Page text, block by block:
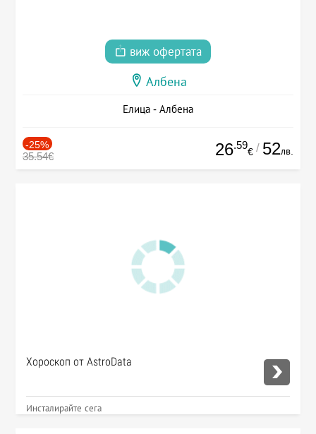
виж офертата
Албена
Елица - Албена
-25%
35.54€ 26.59
€ / 52лв.
Хороскоп от AstroData
Инсталирайте сега